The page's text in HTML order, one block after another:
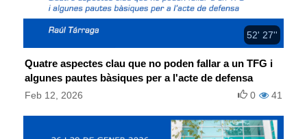
52' 27''
Quatre aspectes clau que no poden fallar a un TFG i
algunes pautes bàsiques per a l'acte de defensa
Feb 12, 2026 41
0